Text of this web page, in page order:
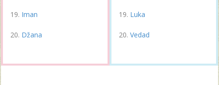
Iman
Džana
Luka
Vedad